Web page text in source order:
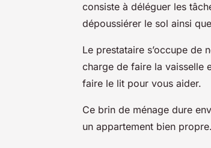
consiste à déléguer les
dépoussiérer le sol ainsi
Le prestataire s’occupe de
charge de faire la vaisselle
faire le lit pour vous aider.
Ce brin de ménage dure
un appartement bien propre.